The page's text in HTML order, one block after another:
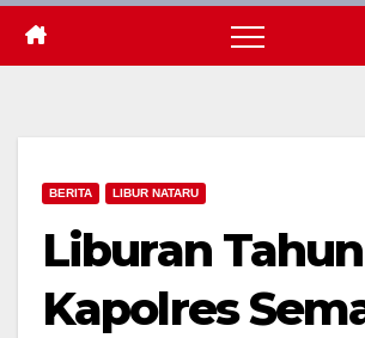
BERITA LIBUR NATARU
Liburan
Kapolres